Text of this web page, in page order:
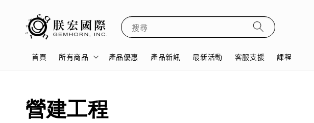
搜尋
首頁 所有商品 產品優惠 產品新訊 最新活動 客服支援 課程
營建工程